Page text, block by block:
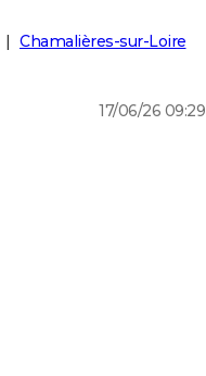
Chamalières-sur-Loire
17/06/26 09:29